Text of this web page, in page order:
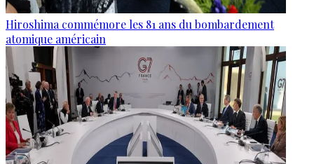
Hiroshima commémore les 81 ans du bombardement
atomique américain